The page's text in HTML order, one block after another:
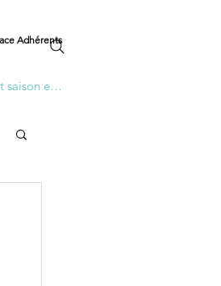
Adhérents
en cours)